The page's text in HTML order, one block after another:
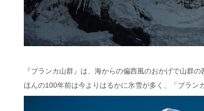
『ブランカ山群』は、海からの偏西風のおかげで山群
ほんの100年前は今よりはるかに氷雪が多く、「ブラン